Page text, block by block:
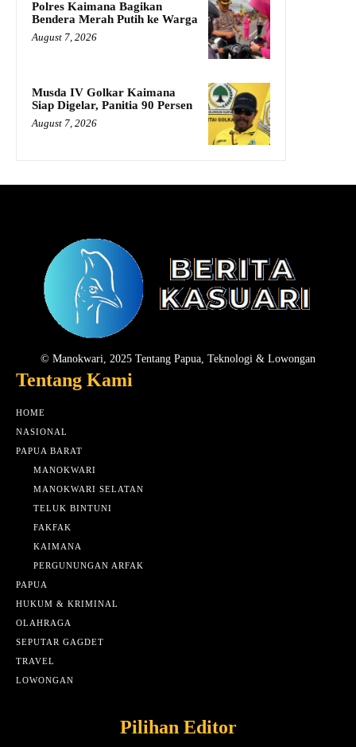
Polres Kaimana Bagikan
Bendera Merah Putih ke Warga
August 7, 2026
Musda IV Golkar Kaimana
Siap Digelar, Panitia 90 Persen
August 7, 2026
© Manokwari, 2025 Tentang Papua, Teknologi & Lowongan
Tentang Kami
HOME
NASIONAL
PAPUA BARAT
MANOKWARI
MANOKWARI SELATAN
TELUK BINTUNI
FAKFAK
KAIMANA
PERGUNUNGAN ARFAK
PAPUA
HUKUM & KRIMINAL
OLAHRAGA
SEPUTAR GAGDET
TRAVEL
LOWONGAN
Pilihan Editor